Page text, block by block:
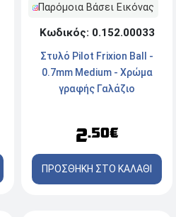
Παρόμοια Βάσει Εικόνας
Κωδικός: 0.152.00033
Στυλό Pilot Frixion Ball -
0.7mm Medium - Χρώμα
γραφής Γαλάζιο
2.50€
ΠΡΟΣΘΗΚΗ ΣΤΟ ΚΑΛΑΘΙ